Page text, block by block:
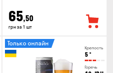
65,50
грн за 1 шт
Крепость
5 °
Горечь
Только онлайн